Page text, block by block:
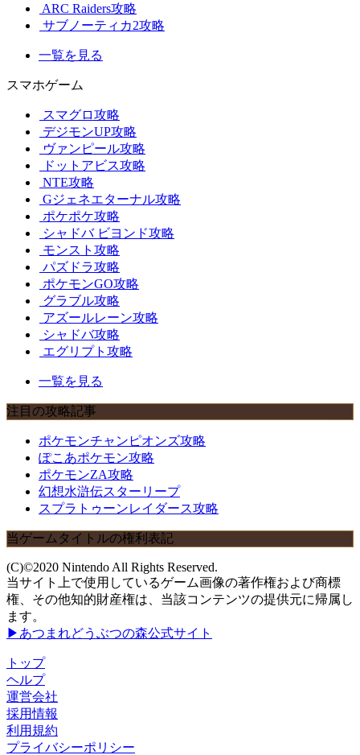
ARC Raiders攻略
サブノーティカ2攻略
一覧を見る
スマホゲーム
スマグロ攻略
デジモンUP攻略
ヴァンピール攻略
ドットアビス攻略
NTE攻略
Gジェネエターナル攻略
ポケポケ攻略
シャドバ ビヨンド攻略
モンスト攻略
パズドラ攻略
ポケモンGO攻略
グラブル攻略
アズールレーン攻略
シャドバ攻略
エグリプト攻略
一覧を見る
注目の攻略記事
ポケモンチャンピオンズ攻略
ぽこあポケモン攻略
ポケモンZA攻略
幻想水滸伝スターリープ
スプラトゥーンレイダース攻略
当ゲームタイトルの権利表記
(C)©2020 Nintendo All Rights Reserved.
当サイト上で使用しているゲーム画像の著作権および商標
権、その他知的財産権は、当該コンテンツの提供元に帰属し
ます。
▶あつまれどうぶつの森公式サイト
トップ
ヘルプ
運営会社
採用情報
利用規約
プライバシーポリシー